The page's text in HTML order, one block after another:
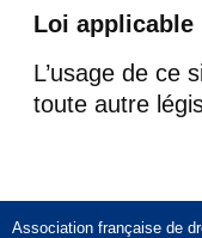
Loi applicable
L’usage de ce
toute autre
Association française de